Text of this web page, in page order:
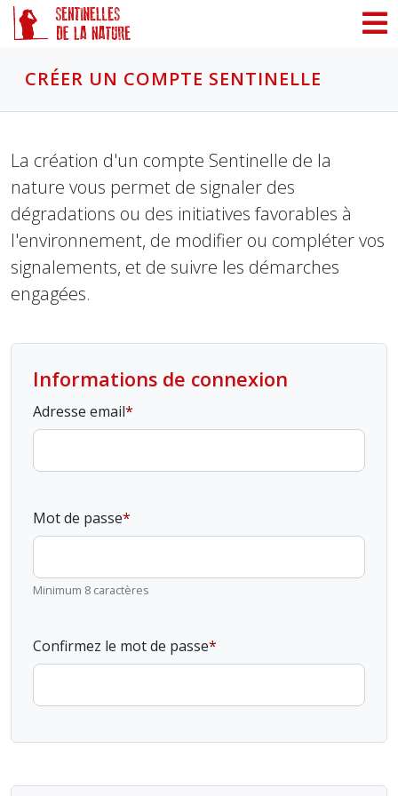
CRÉER UN COMPTE SENTINELLE
La création d'un compte Sentinelle de la
nature vous permet de signaler des
dégradations ou des initiatives favorables à
l'environnement, de modifier ou compléter vos
signalements, et de suivre les démarches
engagées.
Informations de connexion
Adresse email
Mot de passe
Minimum 8 caractères
Confirmez le mot de passe
Panneau de gestion des cookies